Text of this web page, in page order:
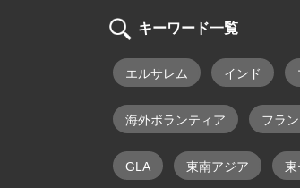
キーワード一覧
エルサレム インド
海外ボランティア フラ
GLA 東南アジア 東